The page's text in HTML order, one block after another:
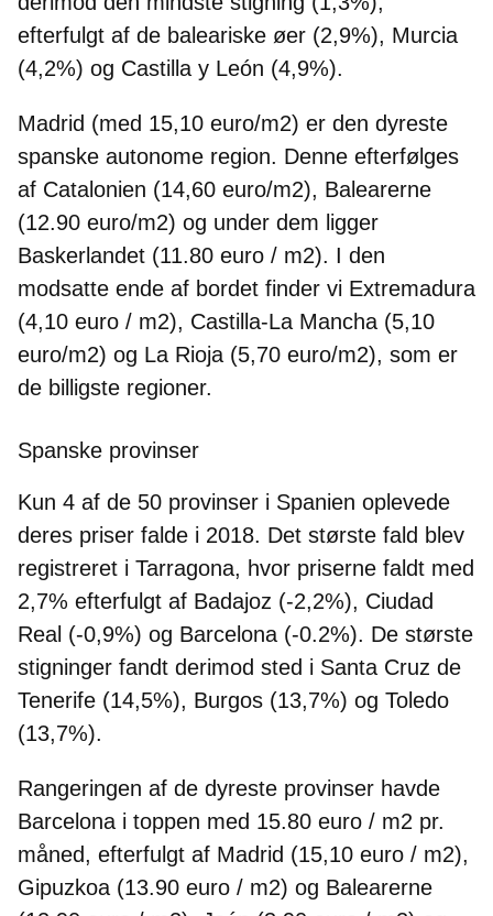
efterfulgt af de baleariske øer (2,9%), Murcia
(4,2%) og Castilla y León (4,9%).
Madrid (med 15,10 euro/m2) er den dyreste
spanske autonome region. Denne efterfølges
af Catalonien (14,60 euro/m2), Balearerne
(12.90 euro/m2) og under dem ligger
Baskerlandet (11.80 euro / m2). I den
modsatte ende af bordet finder vi Extremadura
(4,10 euro / m2), Castilla-La Mancha (5,10
euro/m2) og La Rioja (5,70 euro/m2), som er
de billigste regioner.
Spanske provinser
Kun 4 af de 50 provinser i Spanien oplevede
deres priser falde i 2018. Det største fald blev
registreret i Tarragona, hvor priserne faldt med
2,7% efterfulgt af Badajoz (-2,2%), Ciudad
Real (-0,9%) og Barcelona (-0.2%). De største
stigninger fandt derimod sted i Santa Cruz de
Tenerife (14,5%), Burgos (13,7%) og Toledo
(13,7%).
Rangeringen af de dyreste provinser havde
Barcelona i toppen med 15.80 euro / m2 pr.
måned, efterfulgt af Madrid (15,10 euro / m2),
Gipuzkoa (13.90 euro / m2) og Balearerne